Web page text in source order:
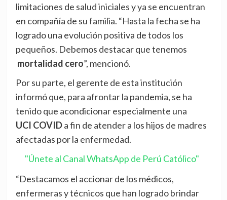
limitaciones de salud iniciales y ya se encuentran
en compañía de su familia. “Hasta la fecha se ha
logrado una evolución positiva de todos los
pequeños. Debemos destacar que tenemos
mortalidad cero”, mencionó.
Por su parte, el gerente de esta institución
informó que, para afrontar la pandemia, se ha
tenido que acondicionar especialmente una
UCI COVIDa fin de atender a los hijos de madres
afectadas por la enfermedad.
"Únete al Canal WhatsApp de Perú Católico"
“Destacamos el accionar de los médicos,
enfermeras y técnicos que han logrado brindar